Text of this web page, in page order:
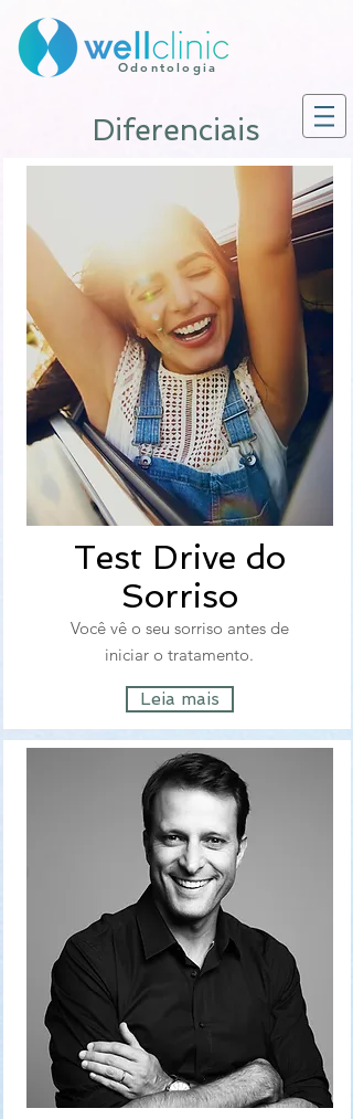
Odontologia
Diferenciais
Test Drive do
Sorriso
Você vê o seu sorriso antes de
iniciar o tratamento.
Leia mais